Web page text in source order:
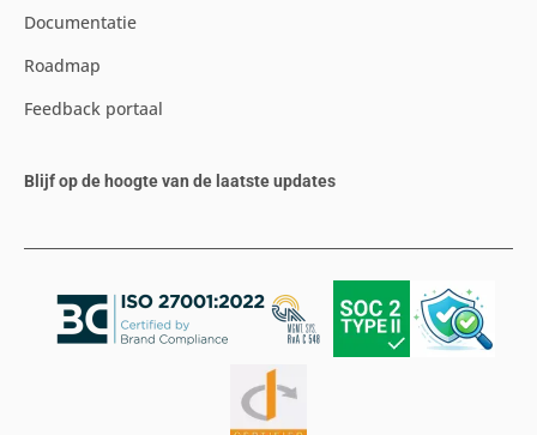
Documentatie
Roadmap
Feedback portaal
Blijf op de hoogte van de laatste updates